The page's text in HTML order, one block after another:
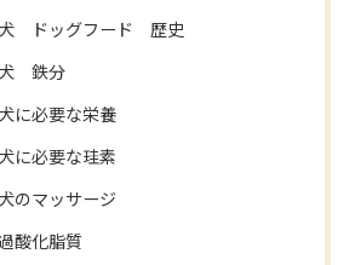
犬 ドッグフード 歴史
犬 鉄分
犬に必要な栄養
犬に必要な珪素
犬のマッサージ
酸化脂質